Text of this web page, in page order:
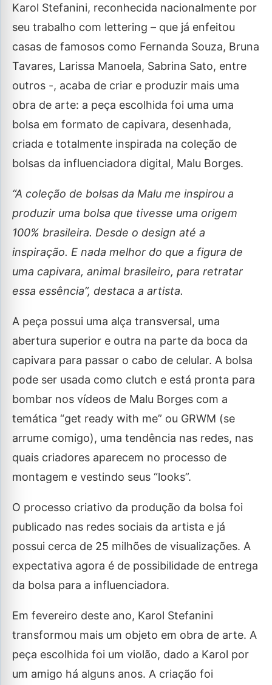
Karol Stefanini, reconhecida nacionalmente por
seu trabalho com lettering – que já enfeitou
casas de famosos como Fernanda Souza, Bruna
Tavares, Larissa Manoela, Sabrina Sato, entre
outros -, acaba de criar e produzir mais uma
obra de arte: a peça escolhida foi uma uma
bolsa em formato de capivara, desenhada,
criada e totalmente inspirada na coleção de
bolsas da influenciadora digital, Malu Borges.
“A coleção de bolsas da Malu me inspirou a
produzir uma bolsa que tivesse uma origem
100% brasileira. Desde o design até a
inspiração. E nada melhor do que a figura de
uma capivara, animal brasileiro, para retratar
essa essência”, destaca a artista.
A peça possui uma alça transversal, uma
abertura superior e outra na parte da boca da
capivara para passar o cabo de celular. A bolsa
pode ser usada como clutch e está pronta para
bombar nos vídeos de Malu Borges com a
temática “get ready with me” ou GRWM (se
arrume comigo), uma tendência nas redes, nas
quais criadores aparecem no processo de
montagem e vestindo seus “looks”.
O processo criativo da produção da bolsa foi
publicado nas redes sociais da artista e já
possui cerca de 25 milhões de visualizações. A
expectativa agora é de possibilidade de entrega
da bolsa para a influenciadora.
Em fevereiro deste ano, Karol Stefanini
transformou mais um objeto em obra de arte. A
peça escolhida foi um violão, dado a Karol por
um amigo há alguns anos. A criação foi